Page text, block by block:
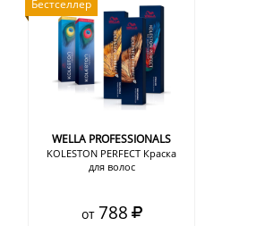
Бестселлер
WELLA PROFESSIONALS
KOLESTON PERFECT Краска
для волос
от 788